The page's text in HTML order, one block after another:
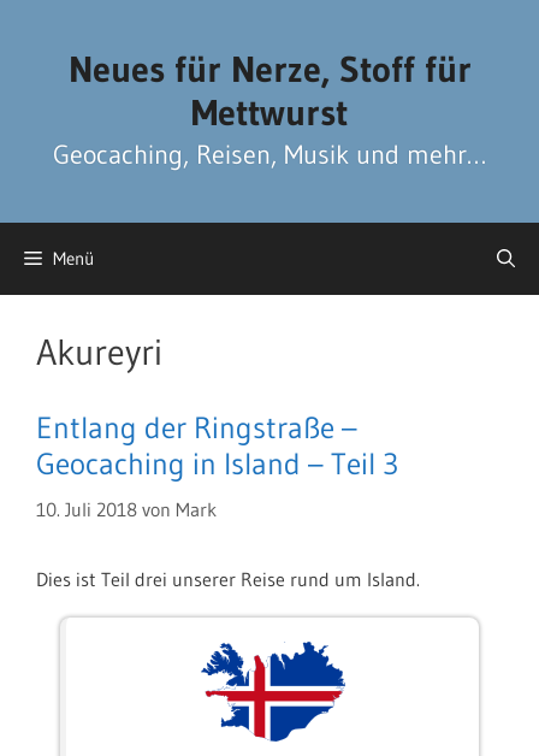
Neues für Nerze, Stoff für
Mettwurst
Geocaching, Reisen, Musik und mehr…
Menü
Akureyri
Entlang der Ringstraße –
Geocaching in Island – Teil 3
10. Juli 2018 von Mark
Dies ist Teil drei unserer Reise rund um Island.